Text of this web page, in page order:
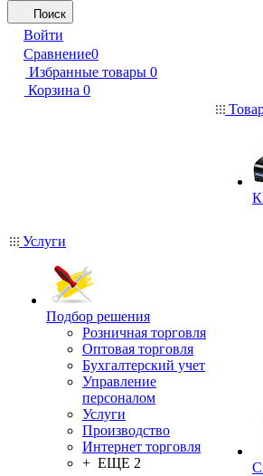
Поиск
Войти
Сравнение0
Избранные товары 0
Корзина 0
Услуги
Подбор решения
Розничная торговля
Оптовая торговля
Бухгалтерский учет
Управление
персоналом
Услуги
Производство
Интернет торговля
+ ЕЩЕ 2